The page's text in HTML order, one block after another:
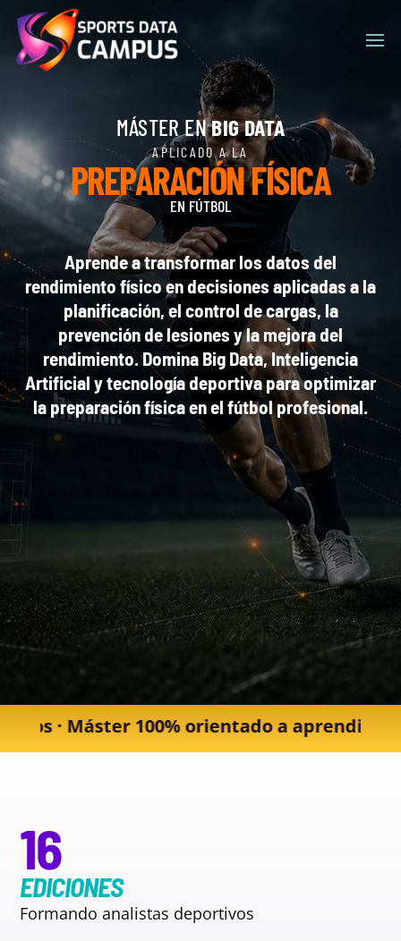
Nuestro sitio web utiliza cookies para ofrecerles la mejor
experiencia de máxima relevancia. Si continúa accediendo
al sitio, acepta el uso de las cookies.
No realizar seguimiento Acepto
MÁSTER ENBIG DATA
APLICADO A LA
PREPARACIÓN FÍSICA
EN FÚTBOL
Aprende a transformar los datos del
rendimiento físico en decisiones aplicadas a la
planificación, el control de cargas, la
prevención de lesiones y la mejora del
rendimiento. Domina Big Data, Inteligencia
Artificial y tecnología deportiva para optimizar
la preparación física en el fútbol profesional.
orientado a aprendizaje y empleabilidad
16
EDICIONES
Formando analistas deportivos